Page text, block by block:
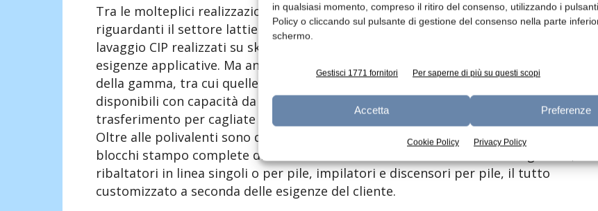
in qualsiasi momento, compreso il ritiro del consenso, utilizzando i
Policy o cliccando sul pulsante di gestione del consenso nella parte
schermo.
Gestisci 1771 fornitori Per saperne di più su questi scopi
Accetta Preferenze
Cookie Policy Privacy Policy
Tra le molteplici realizzazioni che DE.MA è in grado di mettere in campo
riguardanti il settore lattiero-caseario vi sono i pastorizzatori e gli impianti di
lavaggio CIP realizzati su skid con portate e capacità personalizzabili secondo le
esigenze applicative. Ma anche le polivalenti rappresentano un fiore all’occhiello
della gamma, tra cui quelle a culla e a “doppio 0”. Le polivalenti a culla sono
disponibili con capacità da 1000 a 4000 litri e pompe ad aria (sistema di
trasferimento per cagliate fragili come crescenza, squacquerone e gorgonzola).
Oltre alle polivalenti sono disponibili linee di movimentazione e di dosaggio in
blocchi stampo complete di dosatori a rullo o a testate volumetriche regolabili,
ribaltatori in linea singoli o per pile, impilatori e discensori per pile, il tutto
customizzato a seconda delle esigenze del cliente.